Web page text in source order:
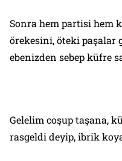
Sonra hem partisi hem
örekesini, öteki paşalar
ebenizden sebep küfre
Gelelim coşup taşana,
rasgeldi deyip, ibrik